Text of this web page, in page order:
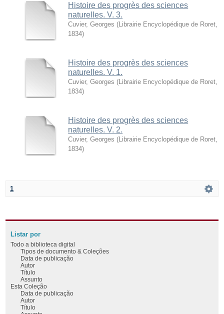
Histoire des progrès des sciences
naturelles. V. 3.
Cuvier, Georges ( Librairie Encyclopédique de Roret
1834)
Histoire des progrès des sciences
naturelles. V. 1.
Cuvier, Georges ( Librairie Encyclopédique de Roret
1834)
Histoire des progrès des sciences
naturelles. V. 2.
Cuvier, Georges ( Librairie Encyclopédique de Roret
1834)
1
Listar por
Todo a biblioteca digital
Tipos de documento & Coleções
Data de publicação
Autor
Título
Assunto
Esta Coleção
Data de publicação
Autor
Título